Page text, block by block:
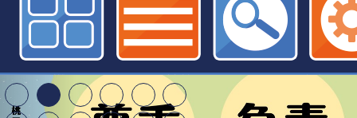
日五海味-食魚文化教師及營養師
躍報名參加-桃園市東門國小全球資